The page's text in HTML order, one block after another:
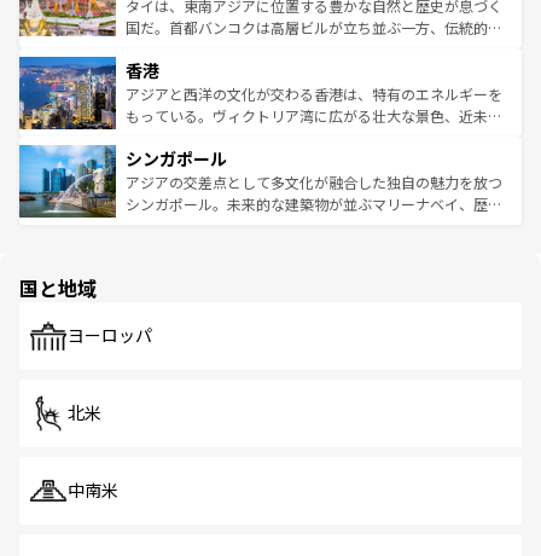
覧を参照してほしい。
ーチミン市のフランス統治時代の建物も、独特の雰囲気を
醸し出している。また、バラエティの豊かさとおいしさで
とつ。フォーやバインミー、ベトナムコーヒーなどは、ぜ
ひ現地で味わいたい。どの地域を訪れてもあたたかい人々
が旅行者を迎えてくれるので、きっと忘れられない旅にな
参照してほしい。
タイは、東南アジアに位置する豊かな自然と歴史が息づく
国だ。首都バンコクは高層ビルが立ち並ぶ一方、伝統的な
の活気が交差している。北部ではチェンマイなどの山岳地
帯で自然と触れ合い、南部ではプーケットやクラビの美し
いビーチでリゾート気分を楽しむことができる。タイ料理
激する。気候は一年中温暖で、どの季節にも異なる楽しみ
が待っている。親しみやすいタイの人々、仏教を中心とし
た文化、そして多様な観光資源が、訪れる旅人を魅了し続
香港
アジアと西洋の文化が交わる香港は、特有のエネルギーを
もっている。ヴィクトリア湾に広がる壮大な景色、近未来
み、どこを訪れても感動するはず。観光スポットが密集し
ており、効率よく見どころを回れるのも魅力。息をのむよ
うな絶景から文化的な体験まで、香港を存分に楽しみ尽く
シンガポール
アジアの交差点として多文化が融合した独自の魅力を放つ
シンガポール。未来的な建築物が並ぶマリーナベイ、歴史
で、ホーカーズは地元の風情を楽しめる外せないスポット
国と地域
ヨーロッパ
北米
中南米